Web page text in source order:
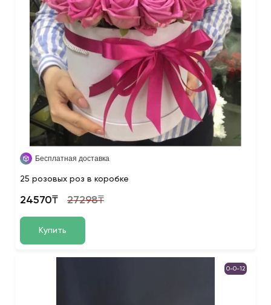
Бесплатная доставка
25 розовых роз в коробке
24570₸ 27298₸
Купить
0-0-12